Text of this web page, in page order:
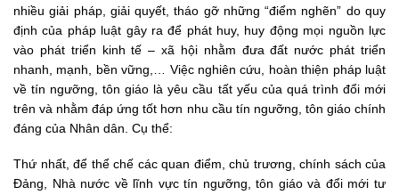
nhiều giải pháp, giải quyết, tháo gỡ những “điểm nghẽn” do quy
định của pháp luật gây ra để phát huy, huy động mọi nguồn lực
vào phát triển kinh tế – xã hội nhằm đưa đất nước phát triển
nhanh, mạnh, bền vững,… Việc nghiên cứu, hoàn thiện pháp luật
về tín ngưỡng, tôn giáo là yêu cầu tất yếu của quá trình đổi mới
trên và nhằm đáp ứng tốt hơn nhu cầu tín ngưỡng, tôn giáo chính
đáng của Nhân dân. Cụ thể:
Thứ nhất, để thể chế các quan điểm, chủ trương, chính sách của
Đảng, Nhà nước về lĩnh vực tín ngưỡng, tôn giáo và đổi mới tư